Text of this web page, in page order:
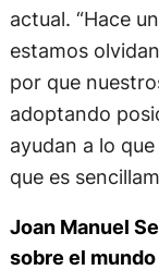
actual. “Hace
estamos
por que
adoptando
ayudan a lo
que es
Joan Manuel
sobre el